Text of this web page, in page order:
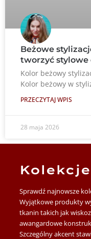
Beżowe
tworzyć
Kolor beżowy
Kolor beżowy w
PRZECZYTAJ WPIS
28 maja 2026
Sprawdź najnowsze
Wyjątkowe produkty
tkanin takich jak
awangardowe
Szczególny akcent